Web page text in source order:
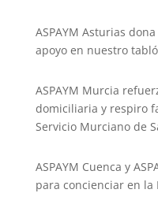
ASPAYM Asturias
apoyo en nuestro
ASPAYM Murcia
domiciliaria y respiro
Servicio Murciano de
ASPAYM Cuenca y
para concienciar en la